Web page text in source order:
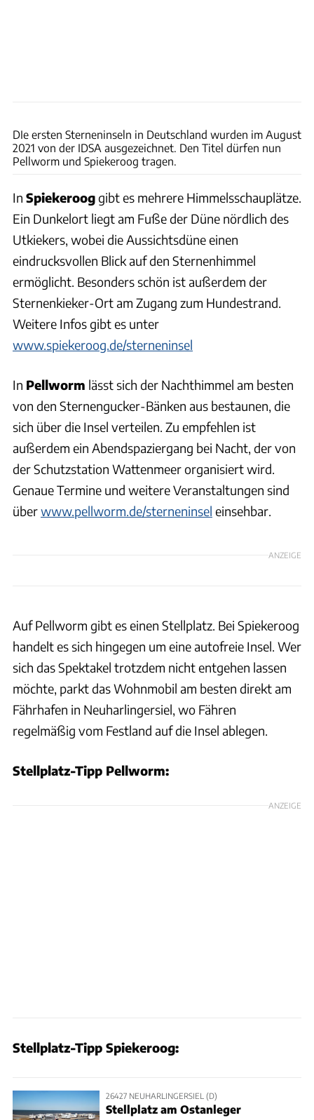
DIe ersten Sterneninseln in Deutschland wurden im August
2021 von der IDSA ausgezeichnet. Den Titel dürfen nun
Pellworm und Spiekeroog tragen.
In Spiekerooggibt es mehrere Himmelsschauplätze.
Ein Dunkelort liegt am Fuße der Düne nördlich des
Utkiekers, wobei die Aussichtsdüne einen
eindrucksvollen Blick auf den Sternenhimmel
ermöglicht. Besonders schön ist außerdem der
Sternenkieker-Ort am Zugang zum Hundestrand.
Weitere Infos gibt es unter
www.spiekeroog.de/sterneninsel
In Pellworm lässt sich der Nachthimmel am besten
von den Sternengucker-Bänken aus bestaunen, die
sich über die Insel verteilen. Zu empfehlen ist
außerdem ein Abendspaziergang bei Nacht, der von
der Schutzstation Wattenmeer organisiert wird.
Genaue Termine und weitere Veranstaltungen sind
überwww.pellworm.de/sterneninsel einsehbar.
ANZEIGE
Auf Pellworm gibt es einen Stellplatz. Bei Spiekeroog
handelt es sich hingegen um eine autofreie Insel. Wer
sich das Spektakel trotzdem nicht entgehen lassen
möchte, parkt das Wohnmobil am besten direkt am
Fährhafen in Neuharlingersiel, wo Fähren
regelmäßig vom Festland auf die Insel ablegen.
Stellplatz-Tipp Pellworm:
ANZEIGE
Stellplatz-Tipp Spiekeroog:
26427 NEUHARLINGERSIEL (D)
Stellplatz am Ostanleger